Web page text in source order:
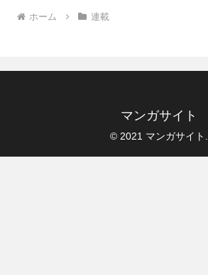
ホーム 連載
マンガサイト
© 2021 マンガサイト.